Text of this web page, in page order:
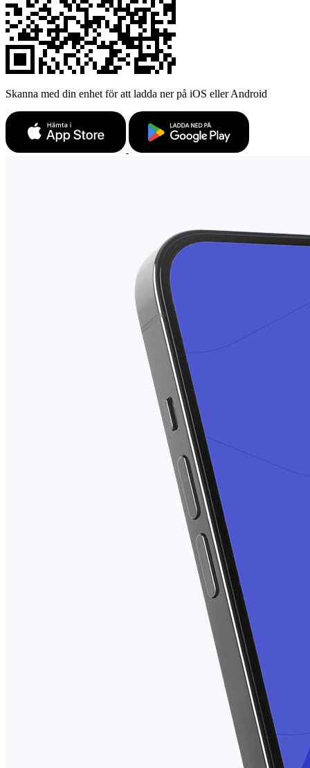
Skanna med din enhet för att ladda ner på iOS eller Android